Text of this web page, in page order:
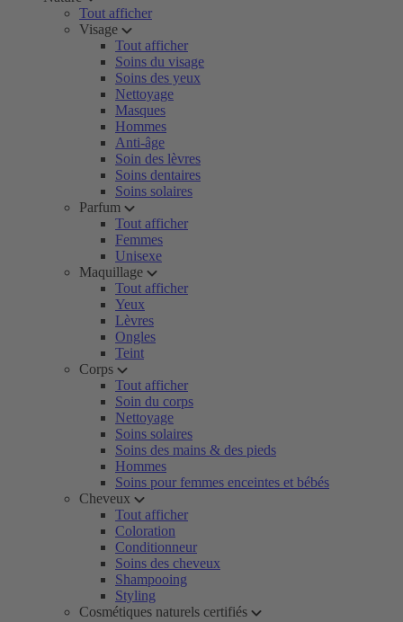
Tout afficher
Visage
Tout afficher
Soins du visage
Soins des yeux
Nettoyage
Masques
Hommes
Anti-âge
Soin des lèvres
Soins dentaires
Soins solaires
Parfum
Tout afficher
Femmes
Unisexe
Maquillage
Tout afficher
Yeux
Lèvres
Ongles
Teint
Corps
Tout afficher
Soin du corps
Nettoyage
Soins solaires
Soins des mains & des pieds
Hommes
Soins pour femmes enceintes et bébés
Cheveux
Tout afficher
Coloration
Conditionneur
Soins des cheveux
Shampooing
Styling
Cosmétiques naturels certifiés